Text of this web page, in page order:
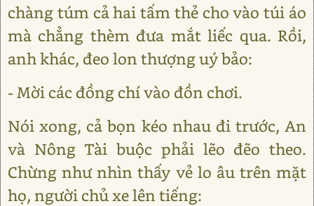
chàng túm cả hai tấm thẻ cho vào túi áo
mà chẳng thèm đưa mắt liếc qua. Rồi,
anh khác, đeo lon thượng uý bảo:
- Mời các đồng chí vào đồn chơi.
Nói xong, cả bọn kéo nhau đi trước, An
và Nông Tài buộc phải lẽo đẽo theo.
Chừng như nhìn thấy vẻ lo âu trên mặt
họ, người chủ xe lên tiếng: